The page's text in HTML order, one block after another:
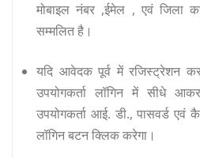
मोबाइल नंबर ,ईमेल , एवं जिला
सम्मलित है।
यदि आवेदक पूर्व में रजिस्ट्रेशन
उपयोगकर्ता लॉगिन में सीधे
उपयोगकर्ता आई. डी., पासवर्ड एवं
लॉगिन बटन क्लिक करेगा।